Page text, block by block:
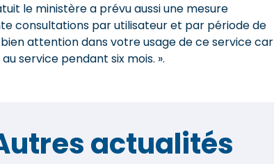
le ministère a prévu aussi une mesure
consultations par utilisateur et par période de
attention dans votre usage de ce service car
service pendant six mois. ».
actualités